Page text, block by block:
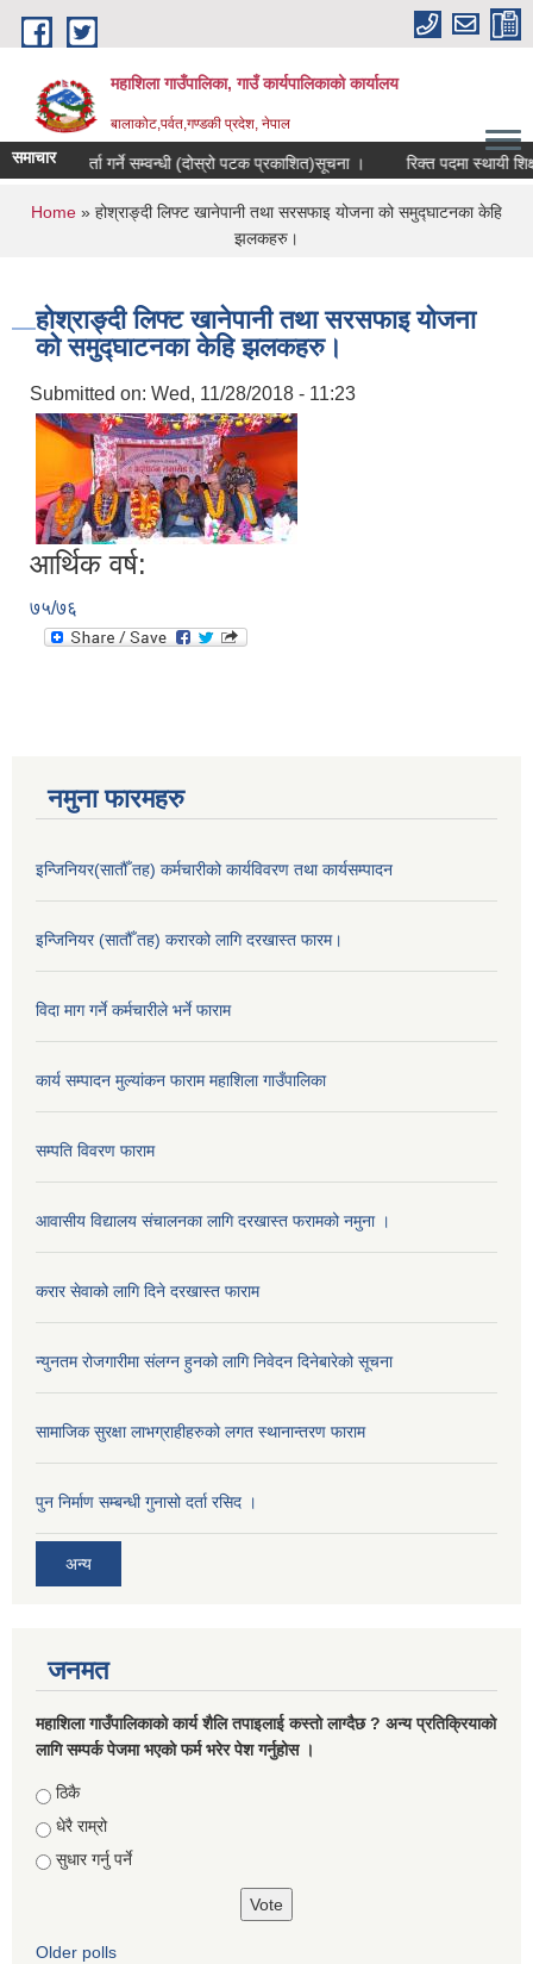
Skip to main content
महाशिला गाउँपालिका, गाउँ कार्यपालिकाको कार्यालय
बालाकोट,पर्वत,गण्डकी प्रदेश, नेपाल
समाचार
सूची दर्ता गर्ने सम्वन्धी (दोस्रो पटक प्रकाशित)सूचना । रिक्त पदमा स्थायी
You are here
Home » होश्राङ्दी लिफ्ट खानेपानी तथा सरसफाइ योजना को समुद्घाटनका केहि
झलकहरु।
होश्राङ्दी लिफ्ट खानेपानी तथा सरसफाइ योजना
को समुद्घाटनका केहि झलकहरु।
Submitted on: Wed, 11/28/2018 - 11:23
आर्थिक वर्ष:
७५/७६
नमुना फारमहरु
इन्जिनियर(सातौँ तह) कर्मचारीको कार्यविवरण तथा कार्यसम्पादन
इन्जिनियर (सातौँ तह) करारको लागि दरखास्त फारम।
विदा माग गर्ने कर्मचारीले भर्ने फाराम
कार्य सम्पादन मुल्यांकन फाराम महाशिला गाउँपालिका
सम्पति विवरण फाराम
आवासीय विद्यालय संचालनका लागि दरखास्त फरामको नमुना ।
करार सेवाको लागि दिने दरखास्त फाराम
न्युनतम रोजगारीमा संलग्न हुनको लागि निवेदन दिनेबारेको सूचना
सामाजिक सुरक्षा लाभग्राहीहरुको लगत स्थानान्तरण फाराम
पुन निर्माण सम्बन्धी गुनासो दर्ता रसिद ।
अन्य
जनमत
महाशिला गाउँपालिकाको कार्य शैलि तपाइलाई कस्तो लाग्दैछ ? अन्य प्रतिक्रियाको
लागि सम्पर्क पेजमा भएको फर्म भरेर पेश गर्नुहोस ।
Choices
ठिकै
धेरै राम्रो
सुधार गर्नु पर्ने
Older polls